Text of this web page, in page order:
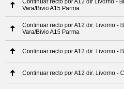
Continuar recto por A12 dir Livorno -
Vara/Bivio A15 Parma
Continuar recto por A12 dir. Livorno -
Vara/Bivio A15 Parma
Continuar recto por A12 dir. Livorno -
Continuar recto por A12 dir. Livorno -